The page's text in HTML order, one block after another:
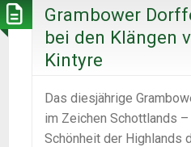
Grambower
bei den Klängen
Kintyre
Das diesjährige
im Zeichen Schottlands
Schönheit der Highlands